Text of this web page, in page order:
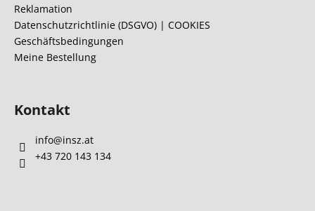
Reklamation
Datenschutzrichtlinie (DSGVO) | COOKIES
Geschäftsbedingungen
Meine Bestellung
Kontakt
info@insz.at
+43 720 143 134